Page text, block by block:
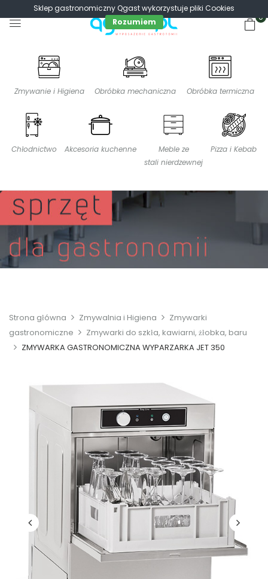
0
Zmywanie i Higiena Obróbka mechaniczna Obróbka termiczna
Chłodnictwo Akcesoria kuchenne
Meble ze
stali nierdzewnej
Pizza i Kebab
Strona główna Zmywalnia i Higiena
Zmywarki
gastronomiczne
Zmywarki do szkła, kawiarni, żłobka, baru
ZMYWARKA GASTRONOMICZNA WYPARZARKA JET 350
Sklep gastronomiczny Qgast wykorzystuje pliki Cookies
Rozumiem